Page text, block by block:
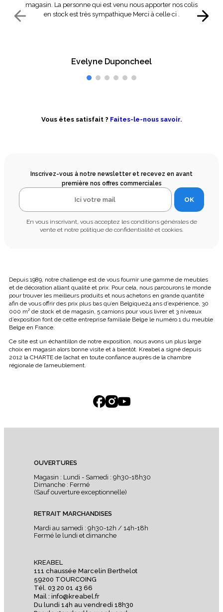
magasin. La personne qui est venu nous apporter nos colis
en stock est très sympathique Merci à celle ci .
Evelyne Duponcheel
Vous êtes satisfait ? Faites-le-nous savoir.
Inscrivez-vous à notre newsletter et recevez en avant
première nos offres commerciales
OK
En vous inscrivant, vous acceptez les conditions générales de
vente et notre politique de confidentialité et cookies.
Depuis 1989, notre challenge est de vous fournir une gamme de meubles
et de décoration alliant qualité et prix. Pour cela, nous parcourons le monde
pour trouver les meilleurs produits et nous achetons en grande quantité
afin de vous offrir des prix plus bas qu’en Belgique24 ans d’expérience, 30
000 m² de stock et de magasin, 5 camions pour vous livrer et 3 niveaux
d’exposition font de cette entreprise familiale Belge le numéro 1 du meuble
Belge en France.
Ce site est un échantillon de notre exposition, nous avons un plus large
choix en magasin alors bonne visite et à bientôt. Kreabel a signé depuis
2012 la CHARTE de l’achat en toute confiance auprès de la chambre
régionale de l’ameublement.
OUVERTURES
Magasin : Lundi - Samedi : 9h30-18h30
Dimanche : Fermé
(Sauf ouverture exceptionnelle)
RETRAIT MARCHANDISES
Mardi au samedi : 9h30-12h / 14h-18h
Fermé le lundi et dimanche
KREABEL
111 chaussée Marcelin Berthelot
59200 TOURCOING
Tél. 03 20 01 43 66
Mail : info@kreabel.fr
Du lundi 14h au vendredi 18h30